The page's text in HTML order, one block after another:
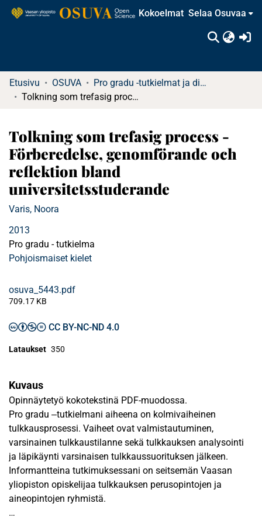
Kokoelmat Selaa Osuvaa
Etusivu OSUVA
Pro gradu -tutkielmat ja diplomityöt
Tolkning som trefasig process - Förberedelse, genomförande och reflektion bland universitetsstuderande
Tolkning som trefasig process -
Förberedelse, genomförande och
reflektion bland
universitetsstuderande
Varis, Noora
2013
Pro gradu - tutkielma
Pohjoismaiset kielet
osuva_5443.pdf
709.17 KB
CC BY-NC-ND 4.0
Lataukset 350
Kuvaus
Opinnäytetyö kokotekstinä PDF-muodossa.
Pro gradu ‒tutkielmani aiheena on kolmivaiheinen
tulkkausprosessi. Vaiheet ovat valmistautuminen,
varsinainen tulkkaustilanne sekä tulkkauksen analysointi
ja läpikäynti varsinaisen tulkkaussuorituksen jälkeen.
Informantteina tutkimuksessani on seitsemän Vaasan
yliopiston opiskelijaa tulkkauksen perusopintojen ja
aineopintojen ryhmistä.